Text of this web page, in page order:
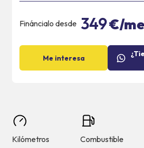
Fináncialo desde 349€/
Me interesa
Kilómetros Combustible